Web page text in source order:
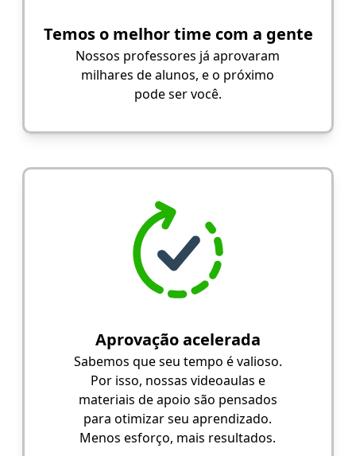
Temos o melhor time com a gente
Nossos professores já aprovaram
milhares de alunos, e o próximo
pode ser você.
Aprovação acelerada
Sabemos que seu tempo é valioso.
Por isso, nossas videoaulas e
materiais de apoio são pensados
para otimizar seu aprendizado.
Menos esforço, mais resultados.